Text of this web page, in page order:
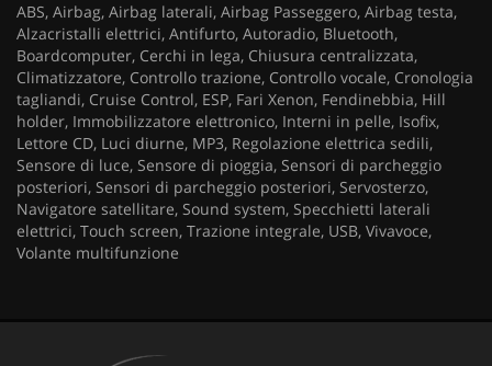
ABS, Airbag, Airbag laterali, Airbag Passeggero, Airbag testa,
Alzacristalli elettrici, Antifurto, Autoradio, Bluetooth,
Boardcomputer, Cerchi in lega, Chiusura centralizzata,
Climatizzatore, Controllo trazione, Controllo vocale, Cronologia
tagliandi, Cruise Control, ESP, Fari Xenon, Fendinebbia, Hill
holder, Immobilizzatore elettronico, Interni in pelle, Isofix,
Lettore CD, Luci diurne, MP3, Regolazione elettrica sedili,
Sensore di luce, Sensore di pioggia, Sensori di parcheggio
posteriori, Sensori di parcheggio posteriori, Servosterzo,
Navigatore satellitare, Sound system, Specchietti laterali
elettrici, Touch screen, Trazione integrale, USB, Vivavoce,
Volante multifunzione